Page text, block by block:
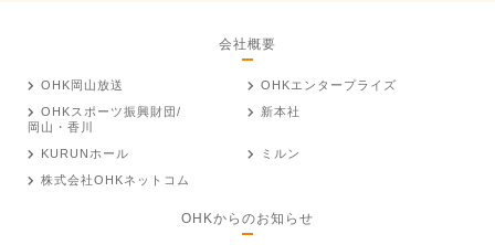
会社概要
OHK岡山放送
OHKエンタープライズ
OHKスポーツ振興財団/
岡山・香川
新本社
KURUNホール
ミルン
株式会社OHKネットコム
OHKからのお知らせ